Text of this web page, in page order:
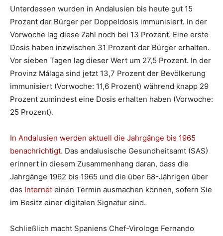
Unterdessen wurden in Andalusien bis heute gut 15
Prozent der Bürger per Doppeldosis immunisiert. In der
Vorwoche lag diese Zahl noch bei 13 Prozent. Eine erste
Dosis haben inzwischen 31 Prozent der Bürger erhalten.
Vor sieben Tagen lag dieser Wert um 27,5 Prozent. In der
Provinz Málaga sind jetzt 13,7 Prozent der Bevölkerung
immunisiert (Vorwoche: 11,6 Prozent) während knapp 29
Prozent zumindest eine Dosis erhalten haben (Vorwoche:
25 Prozent).
In Andalusien werden aktuell die Jahrgänge bis 1965
benachrichtigt. Das andalusische Gesundheitsamt (SAS)
erinnert in diesem Zusammenhang daran, dass die
Jahrgänge 1962 bis 1965 und die über 68-Jährigen über
das Internet einen Termin ausmachen können, sofern Sie
im Besitz einer digitalen Signatur sind.
Schließlich macht Spaniens Chef-Virologe Fernando